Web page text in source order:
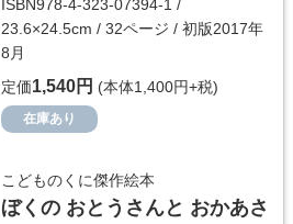
ISBN978-4-323-07394-1 /
23.6×24.5cm / 32ページ / 初版2017年
8月
定価1,540円 (本体1,400円+税)
在庫あり
こどものくに傑作絵本
ぼくの おとうさんと おかあさ